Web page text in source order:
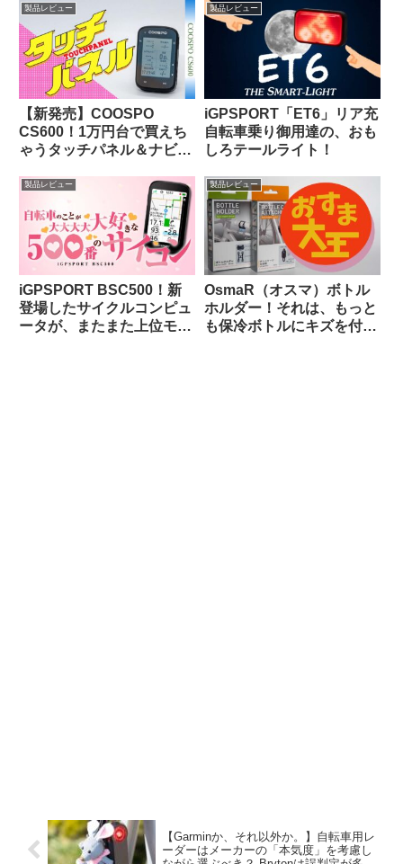
い方に向いている？
製品レビュー
【新発売】COOSPO
CS600！1万円台で買えち
ゃうタッチパネル＆ナビ対
タの実力って、どんな感
製品レビュー
iGPSPORT「ET6」リア充
自転車乗り御用達の、おも
しろテールライト！
製品レビュー
iGPSPORT BSC500！新
登場したサイクルコンピュ
ータが、またまた上位モデ
製品レビュー
OsmaR（オスマ）ボトル
ホルダー！それは、もっと
も保冷ボトルにキズを付け
【Garminか、それ以外か。】自転車用レ
ーダーはメーカーの「本気度」を考慮し